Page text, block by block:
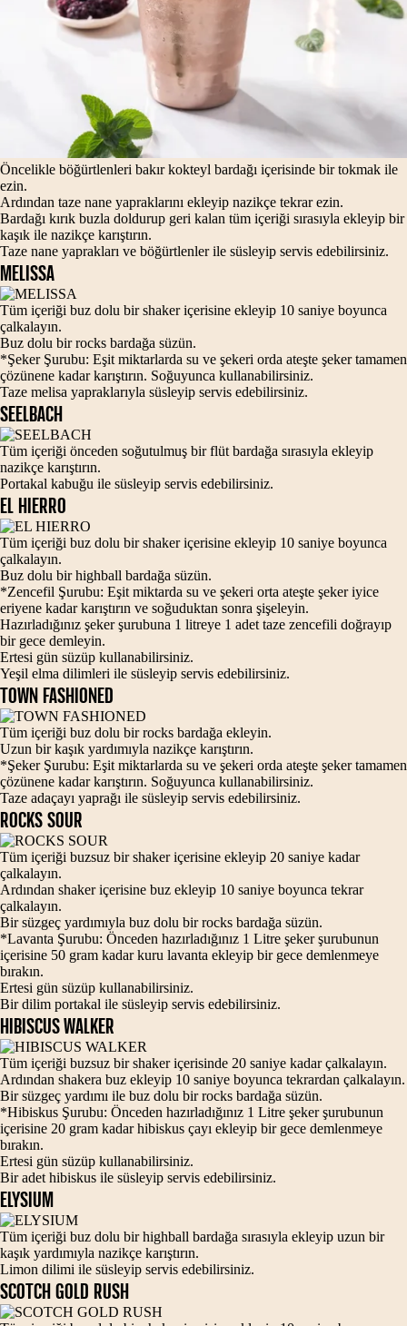
Öncelikle böğürtlenleri bakır kokteyl bardağı içerisinde bir tokmak ile
ezin.
Ardından taze nane yapraklarını ekleyip nazikçe tekrar ezin.
Bardağı kırık buzla doldurup geri kalan tüm içeriği sırasıyla ekleyip bir
kaşık ile nazikçe karıştırın.
Taze nane yaprakları ve böğürtlenler ile süsleyip servis edebilirsiniz.
MELISSA
Tüm içeriği buz dolu bir shaker içerisine ekleyip 10 saniye boyunca
çalkalayın.
Buz dolu bir rocks bardağa süzün.
*Şeker Şurubu: Eşit miktarlarda su ve şekeri orda ateşte şeker tamamen
çözünene kadar karıştırın. Soğuyunca kullanabilirsiniz.
Taze melisa yapraklarıyla süsleyip servis edebilirsiniz.
SEELBACH
Tüm içeriği önceden soğutulmuş bir flüt bardağa sırasıyla ekleyip
nazikçe karıştırın.
Portakal kabuğu ile süsleyip servis edebilirsiniz.
EL HIERRO
Tüm içeriği buz dolu bir shaker içerisine ekleyip 10 saniye boyunca
çalkalayın.
Buz dolu bir highball bardağa süzün.
*Zencefil Şurubu: Eşit miktarda su ve şekeri orta ateşte şeker iyice
eriyene kadar karıştırın ve soğuduktan sonra şişeleyin.
Hazırladığınız şeker şurubuna 1 litreye 1 adet taze zencefili doğrayıp
bir gece demleyin.
Ertesi gün süzüp kullanabilirsiniz.
Yeşil elma dilimleri ile süsleyip servis edebilirsiniz.
TOWN FASHIONED
Tüm içeriği buz dolu bir rocks bardağa ekleyin.
Uzun bir kaşık yardımıyla nazikçe karıştırın.
*Şeker Şurubu: Eşit miktarlarda su ve şekeri orda ateşte şeker tamamen
çözünene kadar karıştırın. Soğuyunca kullanabilirsiniz.
Taze adaçayı yaprağı ile süsleyip servis edebilirsiniz.
ROCKS SOUR
Tüm içeriği buzsuz bir shaker içerisine ekleyip 20 saniye kadar
çalkalayın.
Ardından shaker içerisine buz ekleyip 10 saniye boyunca tekrar
çalkalayın.
Bir süzgeç yardımıyla buz dolu bir rocks bardağa süzün.
*Lavanta Şurubu: Önceden hazırladığınız 1 Litre şeker şurubunun
içerisine 50 gram kadar kuru lavanta ekleyip bir gece demlenmeye
bırakın.
Ertesi gün süzüp kullanabilirsiniz.
Bir dilim portakal ile süsleyip servis edebilirsiniz.
HIBISCUS WALKER
Tüm içeriği buzsuz bir shaker içerisinde 20 saniye kadar çalkalayın.
Ardından shakera buz ekleyip 10 saniye boyunca tekrardan çalkalayın.
Bir süzgeç yardımı ile buz dolu bir rocks bardağa süzün.
*Hibiskus Şurubu: Önceden hazırladığınız 1 Litre şeker şurubunun
içerisine 20 gram kadar hibiskus çayı ekleyip bir gece demlenmeye
bırakın.
Ertesi gün süzüp kullanabilirsiniz.
Bir adet hibiskus ile süsleyip servis edebilirsiniz.
ELYSIUM
Tüm içeriği buz dolu bir highball bardağa sırasıyla ekleyip uzun bir
kaşık yardımıyla nazikçe karıştırın.
Limon dilimi ile süsleyip servis edebilirsiniz.
SCOTCH GOLD RUSH